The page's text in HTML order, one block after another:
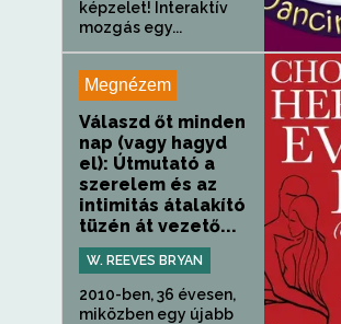
képzelet! Interaktív
mozgás egy...
Megnézem
Válaszd őt minden
nap (vagy hagyd
el): Útmutató a
szerelem és az
intimitás átalakító
tüzén át vezető...
W. REEVES BRYAN
2010-ben, 36 évesen,
miközben egy újabb